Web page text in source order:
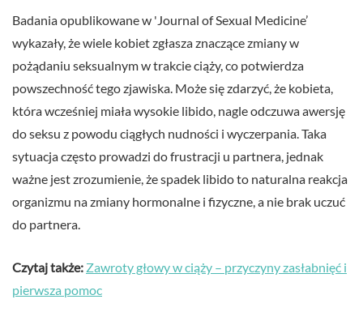
Badania opublikowane w 'Journal of Sexual Medicine’
wykazały, że wiele kobiet zgłasza znaczące zmiany w
pożądaniu seksualnym w trakcie ciąży, co potwierdza
powszechność tego zjawiska. Może się zdarzyć, że kobieta,
która wcześniej miała wysokie libido, nagle odczuwa awersję
do seksu z powodu ciągłych nudności i wyczerpania. Taka
sytuacja często prowadzi do frustracji u partnera, jednak
ważne jest zrozumienie, że spadek libido to naturalna reakcja
organizmu na zmiany hormonalne i fizyczne, a nie brak uczuć
do partnera.
Czytaj także: Zawroty głowy w ciąży – przyczyny zasłabnięć i
pierwsza pomoc